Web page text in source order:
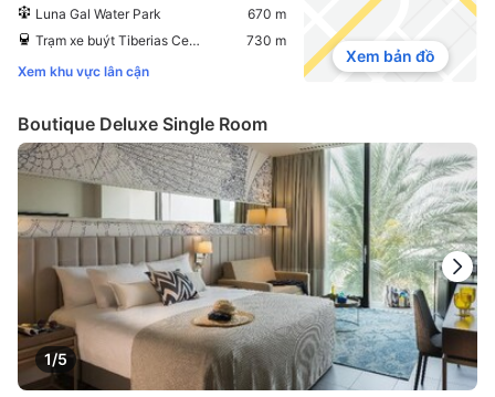
Luna Gal Water Park
670 m
Trạm xe buýt Tiberias Central
730 m
Xem khu vực lân cận
Xem bản đồ
Boutique Deluxe Single Room
1/5